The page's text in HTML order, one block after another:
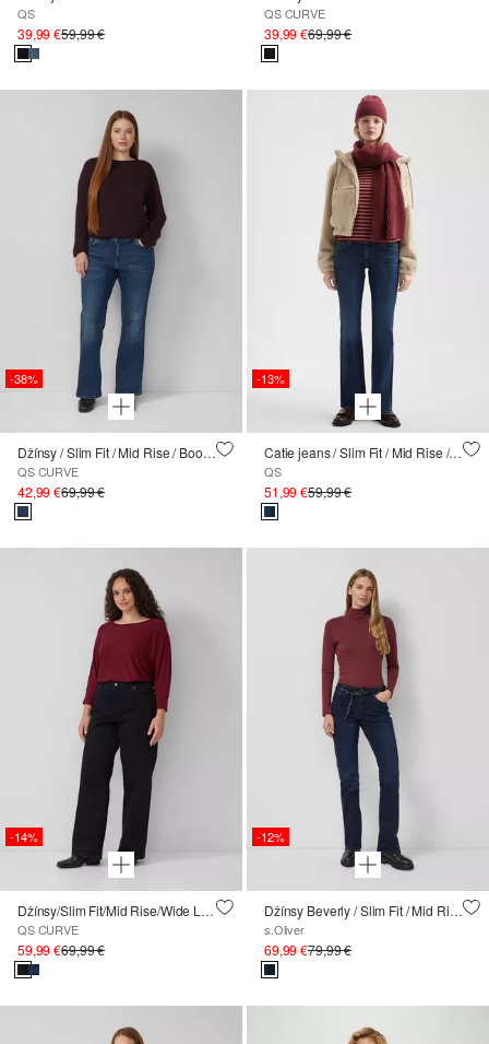
QS
39,99 €59,99 €
QS CURVE
39,99 €69,99 €
-38%
Džínsy / Slim Fit / Mid Rise / Bootcut Leg
QS CURVE
42,99 €69,99 €
-13%
Catie jeans / Slim Fit / Mid Rise / Bootcut Leg
QS
51,99 €59,99 €
-14%
Džínsy/Slim Fit/Mid Rise/Wide Leg/superstreč
QS CURVE
59,99 €69,99 €
-12%
Džínsy Beverly / Slim Fit / Mid Rise / Slim Bootcut / s opaskom
s.Oliver
69,99 €79,99 €